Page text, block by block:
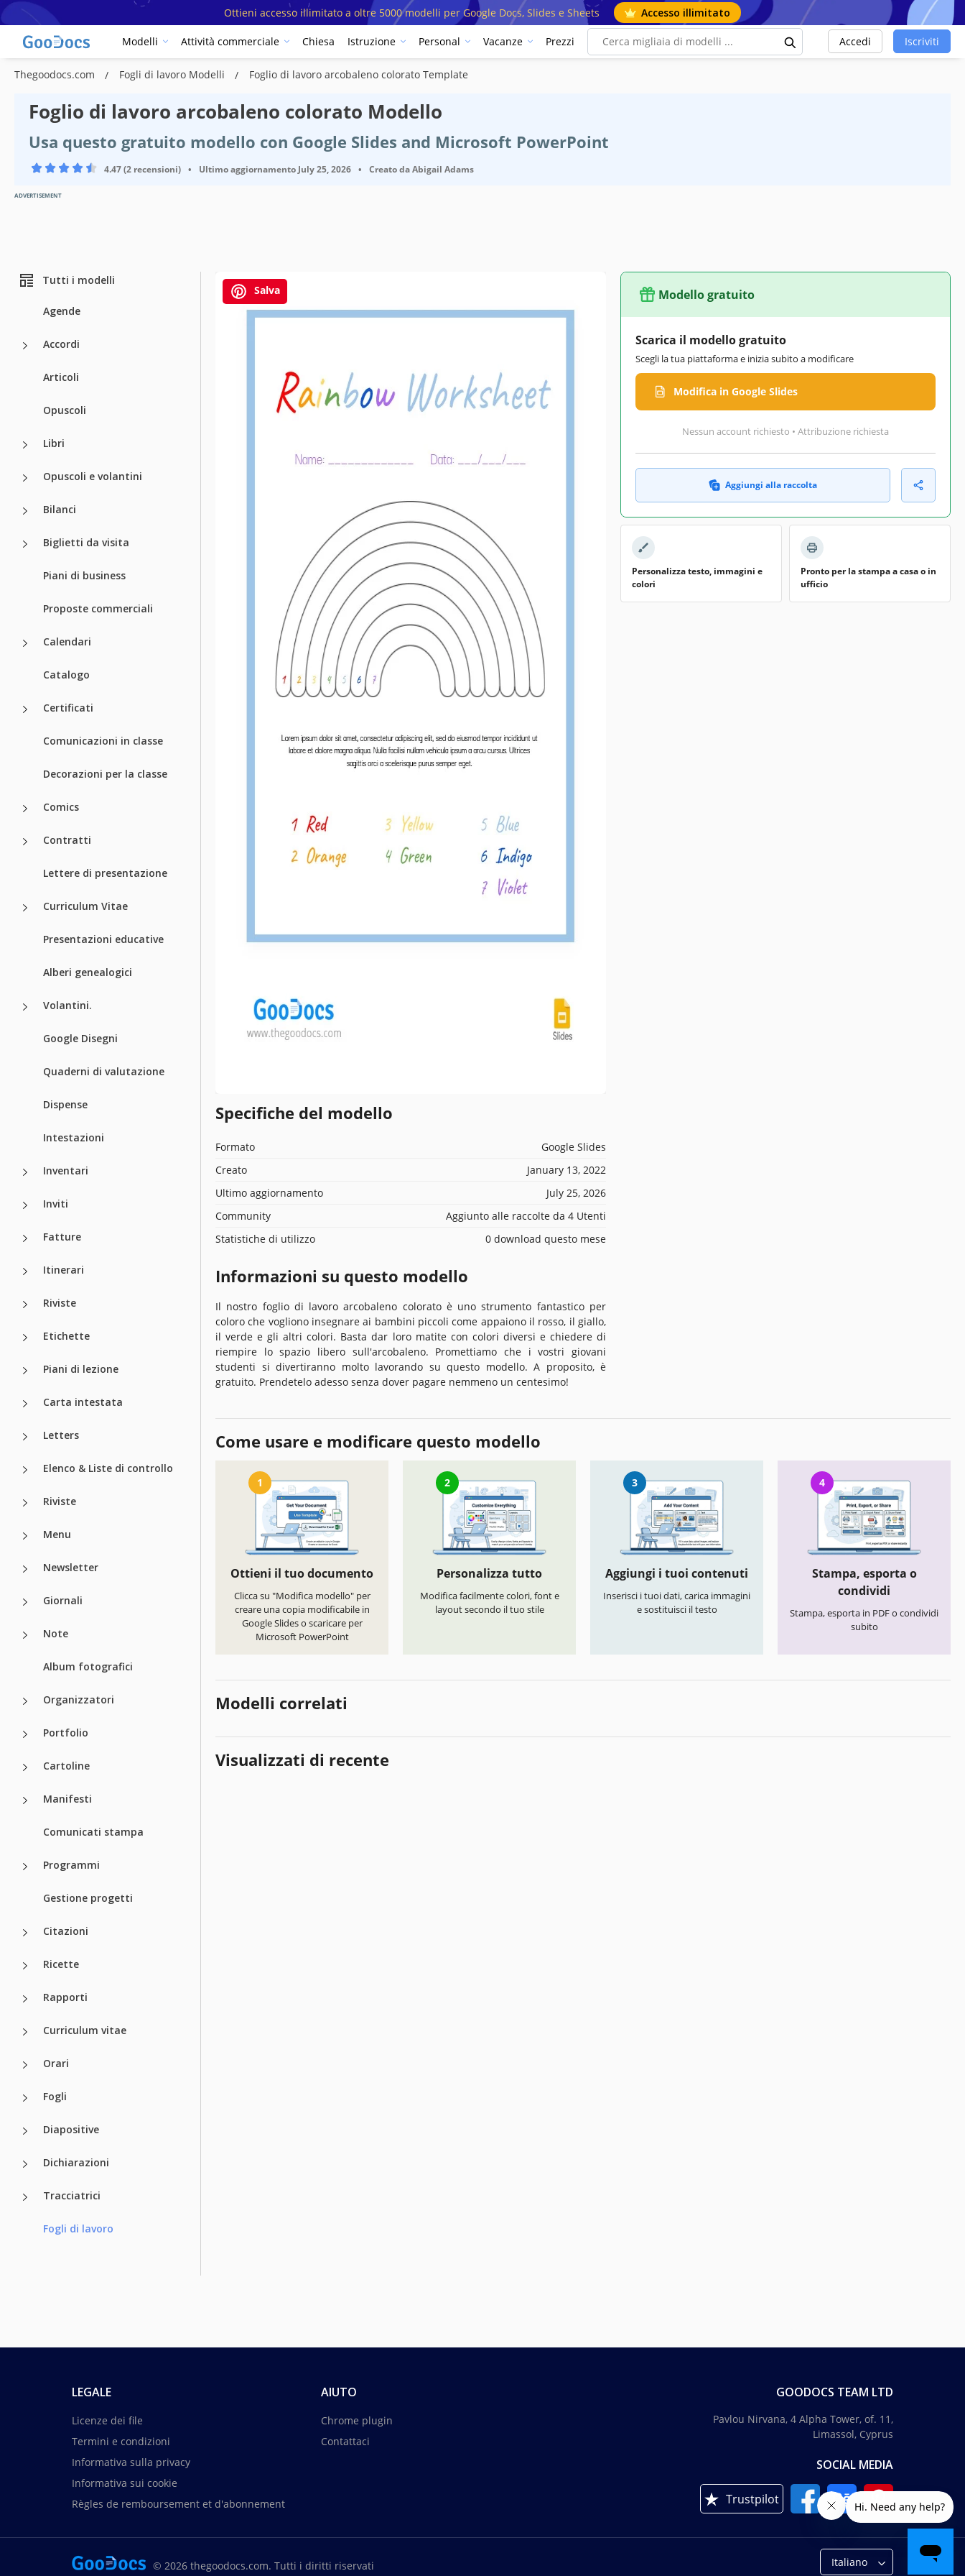
Ottieni accesso illimitato a oltre 5000 modelli per Google Docs, Slides e Sheets Accesso illimitato
Modelli Attività commerciale Chiesa Istruzione Personal Vacanze Prezzi Accedi Iscriviti
Thegoodocs.com Fogli di lavoro Modelli Foglio di lavoro arcobaleno colorato Template
Foglio di lavoro arcobaleno colorato Modello
Usa questo gratuito modello con Google Slides and Microsoft PowerPoint
4.47 (2 recensioni) • Ultimo aggiornamento July 25, 2026 • Creato daAbigail Adams
ADVERTISEMENT
Tutti i modelli
Agende
Accordi
Articoli
Opuscoli
Libri
Opuscoli e volantini
Bilanci
Biglietti da visita
Piani di business
Proposte commerciali
Calendari
Catalogo
Certificati
Comunicazioni in classe
Decorazioni per la classe
Comics
Contratti
Lettere di presentazione
Curriculum Vitae
Presentazioni educative
Alberi genealogici
Volantini.
Google Disegni
Quaderni di valutazione
Dispense
Intestazioni
Inventari
Inviti
Fatture
Itinerari
Riviste
Etichette
Piani di lezione
Carta intestata
Letters
Elenco & Liste di controllo
Riviste
Menu
Newsletter
Giornali
Note
Album fotografici
Organizzatori
Portfolio
Cartoline
Manifesti
Comunicati stampa
Programmi
Gestione progetti
Citazioni
Ricette
Rapporti
Curriculum vitae
Orari
Fogli
Diapositive
Dichiarazioni
Tracciatrici
Fogli di lavoro
Salva
Specifiche del modello
Formato
Google Slides
Creato
January 13, 2022
Ultimo aggiornamento
July 25, 2026
Community
Aggiunto alle raccolte da 4 Utenti
Statistiche di utilizzo
0 download questo mese
Informazioni su questo modello
Il nostro foglio di lavoro arcobaleno colorato è uno strumento fantastico per
coloro che vogliono insegnare ai bambini piccoli come appaiono il rosso, il giallo,
il verde e gli altri colori. Basta dar loro matite con colori diversi e chiedere di
riempire lo spazio libero sull'arcobaleno. Promettiamo che i vostri giovani
studenti si divertiranno molto lavorando su questo modello. A proposito, è
gratuito. Prendetelo adesso senza dover pagare nemmeno un centesimo!
Modello gratuito
Scarica il modello gratuito
Scegli la tua piattaforma e inizia subito a modificare
Modifica in Google Slides
Nessun account richiesto • Attribuzione richiesta
Aggiungi alla raccolta
Personalizza testo, immagini e
colori
Pronto per la stampa a casa o in
ufficio
Come usare e modificare questo modello
1
Ottieni il tuo documento
Clicca su "Modifica modello" per
creare una copia modificabile in
Google Slides o scaricare per
Microsoft PowerPoint
2
Personalizza tutto
Modifica facilmente colori, font e
layout secondo il tuo stile
3
Aggiungi i tuoi contenuti
Inserisci i tuoi dati, carica immagini
e sostituisci il testo
4
Stampa, esporta o
condividi
Stampa, esporta in PDF o condividi
subito
Modelli correlati
Visualizzati di recente
LEGALE
Licenze dei file
Termini e condizioni
Informativa sulla privacy
Informativa sui cookie
Règles de remboursement et d'abonnement
AIUTO
Chrome plugin
Contattaci
GOODOCS TEAM LTD
Pavlou Nirvana, 4 Alpha Tower, of. 11,
Limassol, Cyprus
SOCIAL MEDIA
Trustpilot
© 2026 thegoodocs.com. Tutti i diritti riservati Italiano